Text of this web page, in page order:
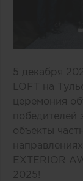
5 декабря
LOFT на
церемония
объекты
EXTERIOR
2025!